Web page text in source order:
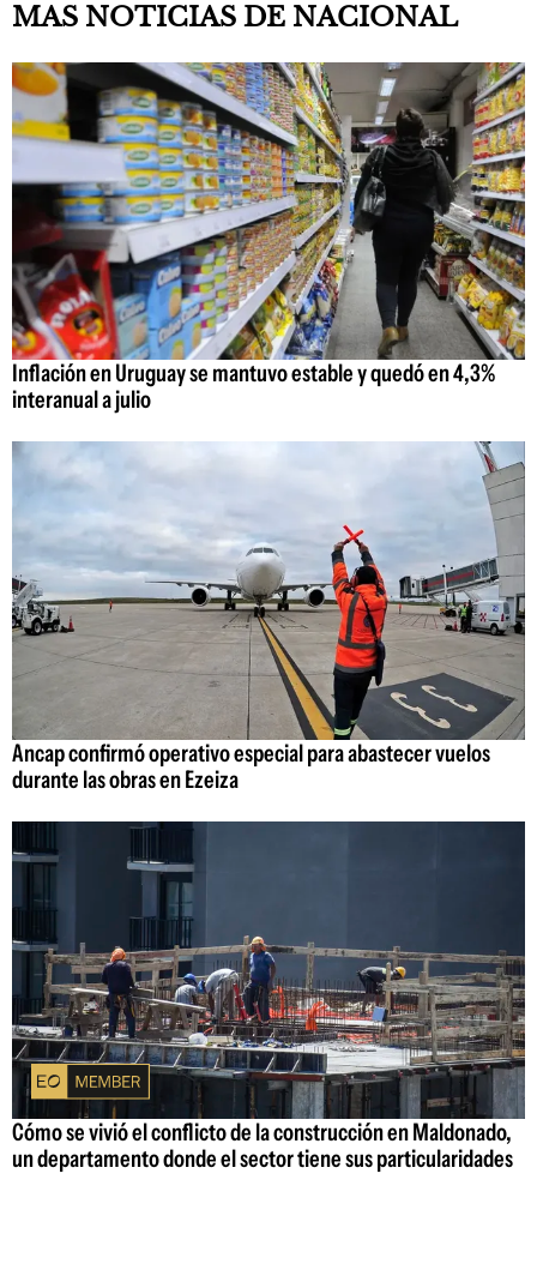
MAS NOTICIAS DE NACIONAL
Inflación en Uruguay se mantuvo estable y quedó en 4,3%
interanual a julio
Ancap confirmó operativo especial para abastecer vuelos
durante las obras en Ezeiza
Cómo se vivió el conflicto de la construcción en Maldonado,
un departamento donde el sector tiene sus particularidades